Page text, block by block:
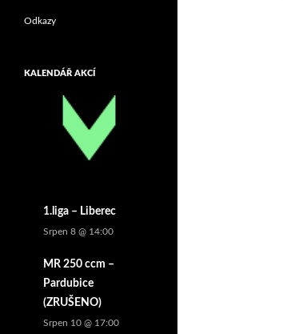
Odkazy
KALENDÁŘ AKCÍ
1.liga – Liberec
Srpen 8 @ 14:00
MR 250 ccm –
Pardubice
(ZRUŠENO)
Srpen 10 @ 17:00